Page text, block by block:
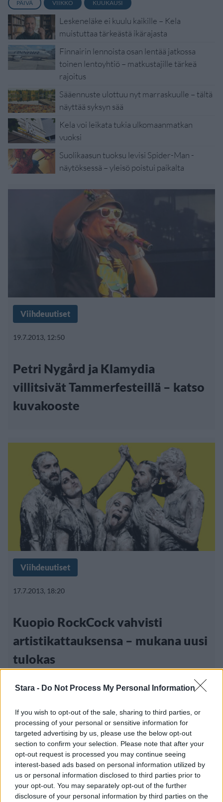
Stara - Do Not Process My Personal Information
If you wish to opt-out of the sale, sharing to third parties, or
processing of your personal or sensitive information for
targeted advertising by us, please use the below opt-out
section to confirm your selection. Please note that after your
opt-out request is processed you may continue seeing
interest-based ads based on personal information utilized by
us or personal information disclosed to third parties prior to
your opt-out. You may separately opt-out of the further
disclosure of your personal information by third parties on the
PÄIVÄ VIIKKO KUUKAUSI
Leskeneläke ei kuulu kaikille – Kela
muistuttaa tärkeästä ikärajasta
Finnairin lennoista osan lentää jatkossa
toinen lentoyhtiö – matkustajille tärkeä
rajoitus
Sääennuste ulottuu nyt marraskuulle – tältä
näyttää syksyn sää
Kela voi leikata tukia ulkomaanmatkan
vuoksi
Suolikaasun tuoksu levisi Spider-Man -
näytöksessä – yleisö poistui paikalta
Viihdeuutiset
19.7.2013, 12:50
Petri Nygård ja Klamydia
villitsivät Tammerfesteillä – katso
kuvakooste
Viihdeuutiset
17.7.2013, 18:20
Kuopio RockCock vahvisti
artistikattauksensa – mukana uusi
tulokas